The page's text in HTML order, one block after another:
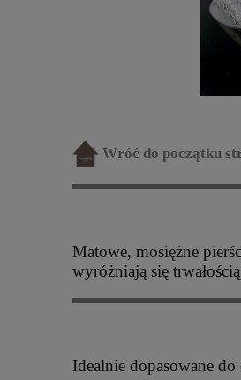
Wróć do początku
Matowe, mosiężne
wyróżniają się
Idealnie dopasowane